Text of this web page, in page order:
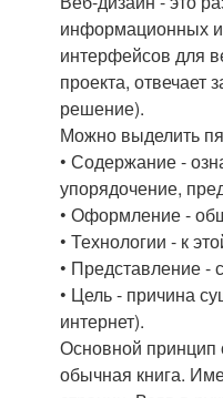
информационных и
интерфейсов для
проекта, отвечает
решение).
Можно выделить
• Содержание -
упорядочение,
• Оформление -
• Технологии - к
• Представление -
• Цель - причина
интернет).
Основной принцип
обычная книга.